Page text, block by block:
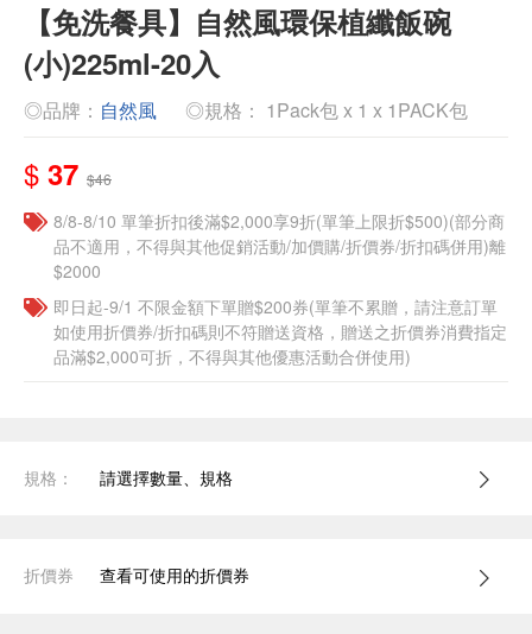
【免洗餐具】自然風環保植纖飯碗
(小)225ml-20入
◎品牌： 自然風 ◎規格： 1Pack包 x 1 x 1PACK包
$ 37 $46
8/8-8/10 單筆折扣後滿$2,000享9折(單筆上限折$500)(部分商
品不適用，不得與其他促銷活動/加價購/折價券/折扣碼併用)離
$2000
即日起-9/1 不限金額下單贈$200券(單筆不累贈，請注意訂單
如使用折價券/折扣碼則不符贈送資格，贈送之折價券消費指定
品滿$2,000可折，不得與其他優惠活動合併使用)
規格： 請選擇數量、規格
折價券 查看可使用的折價券